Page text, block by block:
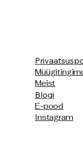
Meist
Blogi
E-pood
Instagram